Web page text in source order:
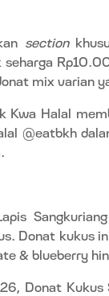
section
mix varian
Kwa Halal
@eatbkh
Donat kukus
& blueberry
Donat